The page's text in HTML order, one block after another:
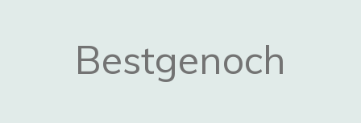
Bestgenoch